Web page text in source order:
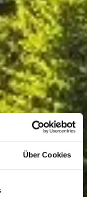
Über Cookies